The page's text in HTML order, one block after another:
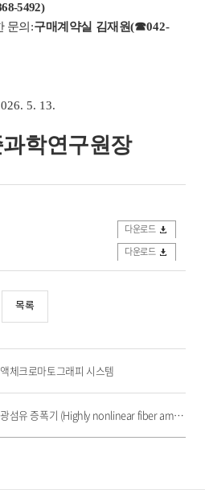
5492)
문의 :구매계약실 김재원(☎042-
5. 13.
학연구원장
다운로드
다운로드
목록
체크로마토그래피 시스템
고비선형 광섬유 증폭기 (Highly nonlinear fiber amplifier)